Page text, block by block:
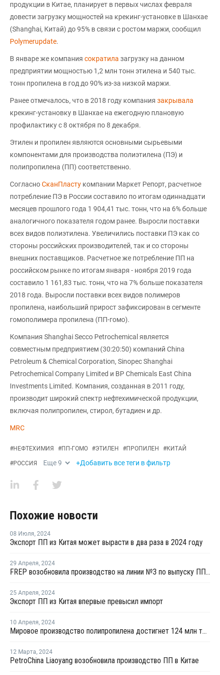
продукции в Китае, планирует в первых числах февраля
довести загрузку мощностей на крекинг-установке в Шанхае
(Shanghai, Китай) до 95% в связи с ростом маржи, сообщил
Polymerupdate.
В январе же компания сократила загрузку на данном
предприятии мощностью 1,2 млн тонн этилена и 540 тыс.
тонн пропилена в год до 90% из-за низкой маржи.
Ранее отмечалось, что в 2018 году компания закрывала
крекинг-установку в Шанхае на ежегодную плановую
профилактику с 8 октября по 8 декабря.
Этилен и пропилен являются основными сырьевыми
компонентами для производства полиэтилена (ПЭ) и
полипропилена (ПП) соответственно.
СогласноСканПласту компании Маркет Репорт, расчетное
потребление ПЭ в России составило по итогам одиннадцати
месяцев прошлого года 1 904,41 тыс. тонн, что на 6% больше
аналогичного показателя годом ранее. Выросли поставки
всех видов полиэтилена. Увеличились поставки ПЭ как со
стороны российских производителей, так и со стороны
внешних поставщиков. Расчетное же потребление ПП на
российском рынке по итогам января - ноября 2019 года
составило 1 161,83 тыс. тонн, что на 7% больше показателя
2018 года. Выросли поставки всех видов полимеров
пропилена, наибольший прирост зафиксирован в сегменте
гомополимера пропилена (ПП-гомо).
Компания Shanghai Secco Petrochemical является
совместным предприятием (30:20:50) компаний China
Petroleum & Chemical Corporation, Sinopec Shanghai
Petrochemical Company Limited и BP Chemicals East China
Investments Limited. Компания, созданная в 2011 году,
производит широкий спектр нефтехимической продукции,
включая полипропилен, стирол, бутадиен и др.
MRC
#НЕФТЕХИМИЯ #ПП-ГОМО #ЭТИЛЕН #ПРОПИЛЕН #КИТАЙ
#РОССИЯ Еще9 +Добавить все теги в фильтр
Похожие новости
08 Июля, 2024
Экспорт ПП из Китая может вырасти в два раза в 2024 году
29 Апреля, 2024
FREP возобновила производство на линии №3 по выпуску ПП в Китае
25 Апреля, 2024
Экспорт ПП из Китая впервые превысил импорт
10 Апреля, 2024
Мировое производство полипропилена достигнет 124 млн тонн к 2032 году
12 Марта, 2024
PetroChina Liaoyang возобновила производство ПП в Китае